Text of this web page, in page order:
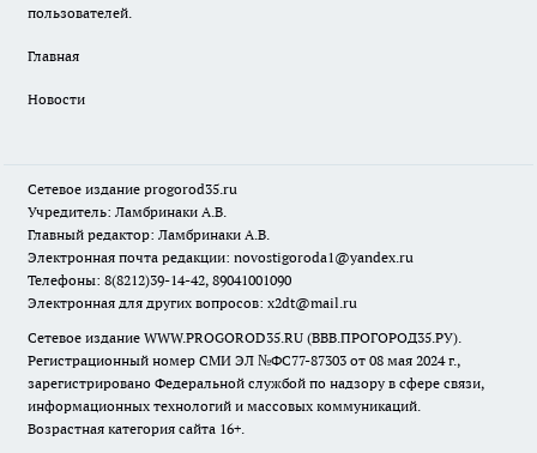
пользователей.
Главная
Новости
Сетевое издание progorod35.ru
Учредитель: Ламбринаки А.В.
Главный редактор: Ламбринаки А.В.
Электронная почта редакции: novostigoroda1@yandex.ru
Телефоны: 8(8212)39-14-42, 89041001090
Электронная для других вопросов: x2dt@mail.ru
Сетевое издание WWW.PROGOROD35.RU (ВВВ.ПРОГОРОД35.РУ).
Регистрационный номер СМИ ЭЛ №ФС77-87303 от 08 мая 2024 г.,
зарегистрировано Федеральной службой по надзору в сфере связи,
информационных технологий и массовых коммуникаций.
Возрастная категория сайта 16+.